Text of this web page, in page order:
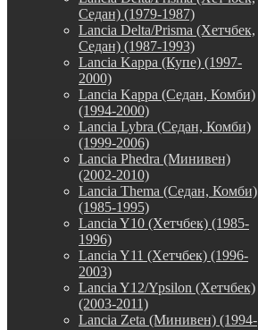
Седан) (1979-1987)
Lancia Delta/Prisma (Хетчбек,
Седан) (1987-1993)
Lancia Kappa (Купе) (1997-
2000)
Lancia Kappa (Седан, Комби)
(1994-2000)
Lancia Lybra (Седан, Комби)
(1999-2006)
Lancia Phedra (Минивен)
(2002-2010)
Lancia Thema (Седан, Комби)
(1985-1995)
Lancia Y10 (Хетчбек) (1985-
1996)
Lancia Y11 (Хетчбек) (1996-
2003)
Lancia Y12/Ypsilon (Хетчбек)
(2003-2011)
Lancia Zeta (Минивен) (1994-